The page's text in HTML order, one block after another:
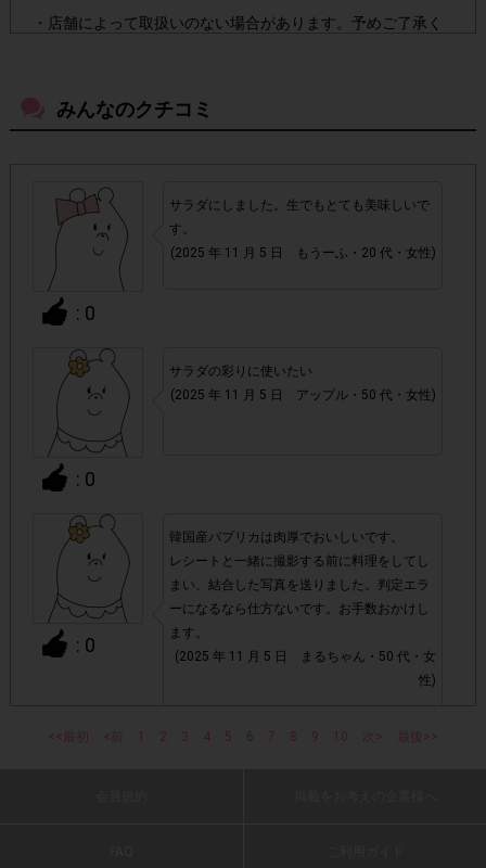
・店舗によって取扱いのない場合があります。予めご了承く
・参加(申し込み)を回答前にしていただければ、募集人数が
上限に達しても、掲載期間内のアンケート回答が可能です。
・スマートフォン、携帯電話、タブレットPCにつきまし
て、機種によってはアンケートに回答できない場合がござい
ます。
▼ポイント付与対象外
・ECサイトやネットスーパーでのご購入
・1つのアンケートにつき、お1人様あたり複数回の参加が
確認された場合。
株式会社エクスクリエが運営する、レシートを活用したサ
ービスのモニター回答は、 1つのアンケートにつき1人1回
の参加とさせていただいております。
・レシート画像に
「チェーン名」「店舗名」「電話番
号」「購入日時」「対象商品名」「購入個数」「価格」
▼レシート画像について
みんなのクチコミ
: 0
サラダにしました。生でもとても美味しいで
す。
(2025 年 11 月 5 日 もうーふ・20 代・女性)
: 0
サラダの彩りに使いたい
(2025 年 11 月 5 日 アップル・50 代・女性)
: 0
韓国産パプリカは肉厚でおいしいです。
レシートと一緒に撮影する前に料理をしてし
まい、結合した写真を送りました。判定エラ
ーになるなら仕方ないです。お手数おかけし
ます。
(2025 年 11 月 5 日 まるちゃん・50 代・女
性)
<<最初 <前 1 2 3 4 5 7 8 9 10 次> 最後>>